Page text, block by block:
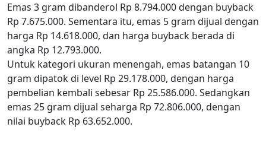
Emas 3 gram dibanderol Rp 8.794.000 dengan buyback
Rp 7.675.000. Sementara itu, emas 5 gram dijual dengan
harga Rp 14.618.000, dan harga buyback berada di
angka Rp 12.793.000.
Untuk kategori ukuran menengah, emas batangan 10
gram dipatok di level Rp 29.178.000, dengan harga
pembelian kembali sebesar Rp 25.586.000. Sedangkan
emas 25 gram dijual seharga Rp 72.806.000, dengan
nilai buyback Rp 63.652.000.